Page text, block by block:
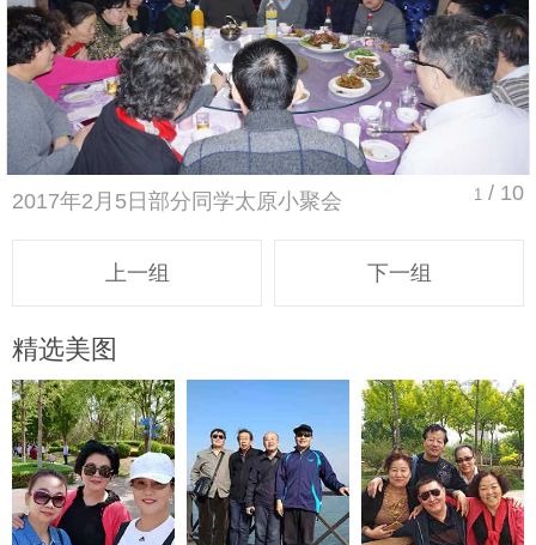
1 / 10
2017年2月5日部分同学太原小聚会
上一组 下一组
精选美图